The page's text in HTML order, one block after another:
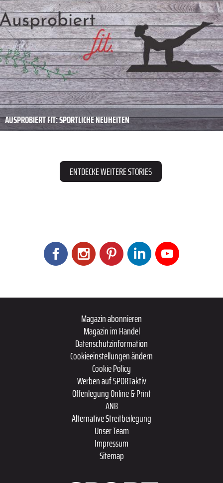
AUSPROBIERT FIT: SPORTLICHE NEUHEITEN
ENTDECKE WEITERE STORIES
Magazin abonnieren
Magazin im Handel
Datenschutzinformation
Cookieeinstellungen ändern
Cookie Policy
Werben auf SPORTaktiv
Offenlegung Online & Print
ANB
Alternative Streitbeilegung
Unser Team
Impressum
Sitemap